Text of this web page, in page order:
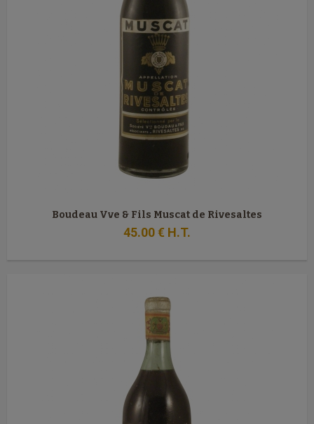
Boudeau Vve & Fils Muscat de Rivesaltes
45.00€ H.T.